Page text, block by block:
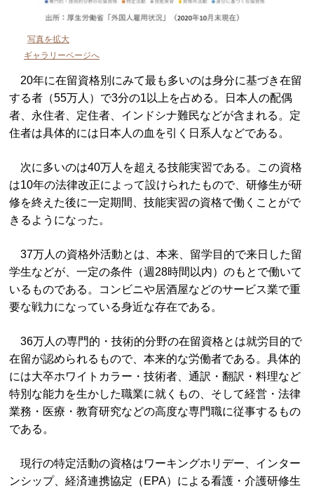
写真を拡大
ギャラリーページへ
20年に在留資格別にみて最も多いのは身分に基づき在留
する者（55万人）で3分の1以上を占める。日本人の配偶
者、永住者、定住者、インドシナ難民などが含まれる。定
住者は具体的には日本人の血を引く日系人などである。
次に多いのは40万人を超える技能実習である。この資格
は10年の法律改正によって設けられたもので、研修生が研
修を終えた後に一定期間、技能実習の資格で働くことがで
きるようになった。
37万人の資格外活動とは、本来、留学目的で来日した留
学生などが、一定の条件（週28時間以内）のもとで働いて
いるものである。コンビニや居酒屋などのサービス業で重
要な戦力になっている身近な存在である。
36万人の専門的・技術的分野の在留資格とは就労目的で
在留が認められるもので、本来的な労働者である。具体的
には大卒ホワイトカラー・技術者、通訳・翻訳・料理など
特別な能力を生かした職業に就くもの、そして経営・法律
業務・医療・教育研究などの高度な専門職に従事するもの
である。
現行の特定活動の資格はワーキングホリデー、インター
ンシップ、経済連携協定（EPA）による看護・介護研修生